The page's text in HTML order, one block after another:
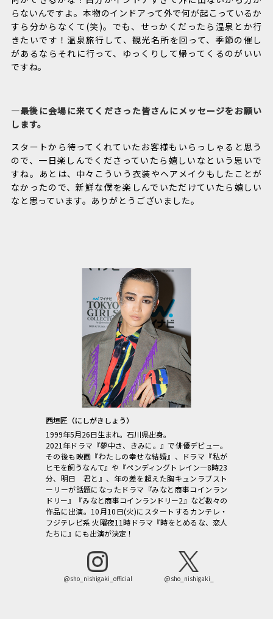
らないんですよ。本物のインドアって外で何が起こっているか
すら分からなくて(笑)。でも、せっかくだったら温泉とか行
きたいです！温泉旅行して、観光名所を回って、季節の催し
があるならそれに行って、ゆっくりして帰ってくるのがいい
ですね。
―最後に会場に来てくださった皆さんにメッセージをお願い
します。
スタートから待ってくれていたお客様もいらっしゃると思う
ので、一日楽しんでくださっていたら嬉しいなという思いで
すね。あとは、中々こういう衣装やヘアメイクもしたことが
なかったので、新鮮な僕を楽しんでいただけていたら嬉しい
なと思っています。ありがとうございました。
西垣匠（にしがきしょう）
1999年5月26日生まれ。石川県出身。
2021年ドラマ『夢中さ、きみに。』で俳優デビュー。
その後も映画『わたしの幸せな結婚』、ドラマ『私が
ヒモを飼うなんて』や『ペンディングトレイン―8時23
分、明日 君と』、年の差を超えた胸キュンラブスト
ーリーが話題になったドラマ『みなと商事コインラン
ドリー』『みなと商事コインランドリー2』など数々の
作品に出演。10月10日(火)にスタートするカンテレ・
フジテレビ系 火曜夜11時ドラマ『時をとめるな、恋人
たちに』にも出演が決定！
@sho_nishigaki_official @sho_nishigaki_